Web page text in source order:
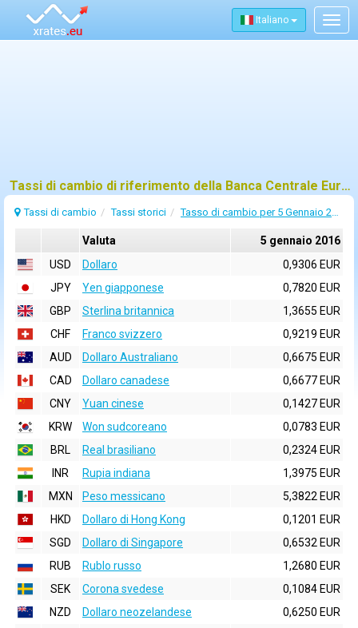
Italiano
Tassi di cambio di riferimento della Banca Centrale Europea (BCE) per 5 gennaio 2016
Tassi di cambio Tassi storici Tasso di cambio per 5 Gennaio 2016
Valuta
5 gennaio 2016
USD
Dollaro
0,9306 EUR
JPY
Yen giapponese
0,7820 EUR
GBP
Sterlina britannica
1,3655 EUR
CHF
Franco svizzero
0,9219 EUR
AUD
Dollaro Australiano
0,6675 EUR
CAD
Dollaro canadese
0,6677 EUR
CNY
Yuan cinese
0,1427 EUR
KRW
Won sudcoreano
0,0783 EUR
BRL
Real brasiliano
0,2324 EUR
INR
Rupia indiana
1,3975 EUR
MXN
Peso messicano
5,3822 EUR
HKD
Dollaro di Hong Kong
0,1201 EUR
SGD
Dollaro di Singapore
0,6532 EUR
RUB
Rublo russo
1,2680 EUR
SEK
Corona svedese
0,1084 EUR
NZD
Dollaro neozelandese
0,6250 EUR